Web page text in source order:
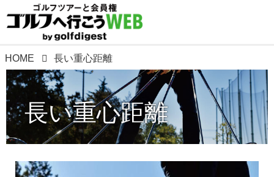
HOME 長い重心距離
長い重心距離